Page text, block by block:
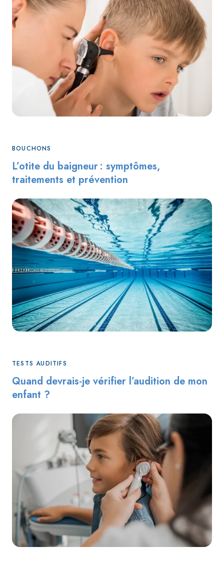
BOUCHONS
L’otite du baigneur : symptômes,
traitements et prévention
TESTS AUDITIFS
Quand devrais-je vérifier l’audition de mon
enfant ?